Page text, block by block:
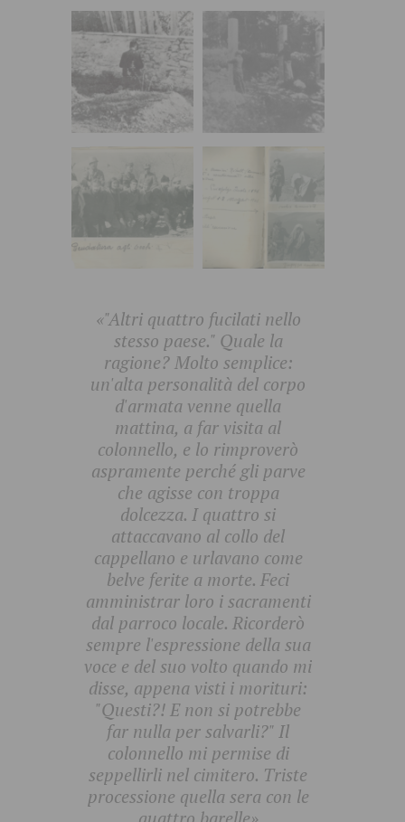
«"Altri quattro fucilati nello
stesso paese." Quale la
ragione? Molto semplice:
un'alta personalità del corpo
d'armata venne quella
mattina, a far visita al
colonnello, e lo rimproverò
aspramente perché gli parve
che agisse con troppa
dolcezza. I quattro si
attaccavano al collo del
cappellano e urlavano come
belve ferite a morte. Feci
amministrar loro i sacramenti
dal parroco locale. Ricorderò
sempre l'espressione della sua
voce e del suo volto quando mi
disse, appena visti i morituri:
"Questi?! E non si potrebbe
far nulla per salvarli?" Il
colonnello mi permise di
seppellirli nel cimitero. Triste
processione quella sera con le